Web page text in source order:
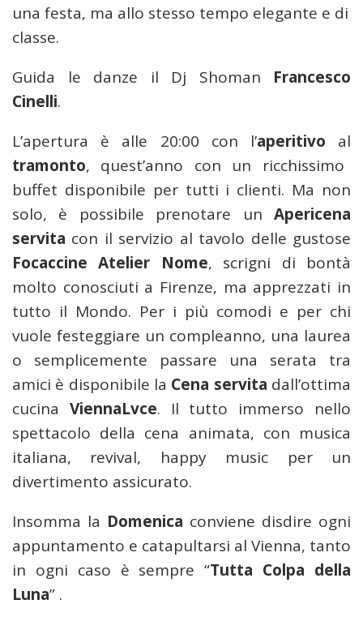
una festa, ma allo stesso tempo elegante e di
classe.
Guida le danze il Dj Shoman Francesco
Cinelli.
L’apertura è alle 20:00 con l’aperitivo al
tramonto, quest’anno con un ricchissimo
buffet disponibile per tutti i clienti. Ma non
solo, è possibile prenotare un Apericena
servita con il servizio al tavolo delle gustose
Focaccine Atelier Nome, scrigni di bontà
molto conosciuti a Firenze, ma apprezzati in
tutto il Mondo. Per i più comodi e per chi
vuole festeggiare un compleanno, una laurea
o semplicemente passare una serata tra
amici è disponibile la Cena servita dall’ottima
cucina ViennaLvce. Il tutto immerso nello
spettacolo della cena animata, con musica
italiana, revival, happy music per un
divertimento assicurato.
Insomma la Domenica conviene disdire ogni
appuntamento e catapultarsi al Vienna, tanto
in ogni caso è sempre “Tutta Colpa della
Luna” .